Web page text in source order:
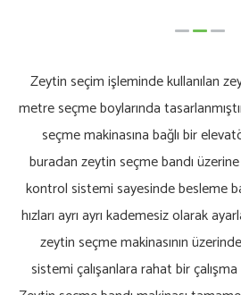
Zeytin seçim işleminde kullanılan
metre seçme boylarında
seçme makinasına bağlı bir
buradan zeytin seçme bandı
kontrol sistemi sayesinde besleme
hızları ayrı ayrı kademesiz olarak
zeytin seçme makinasının
sistemi çalışanlara rahat bir